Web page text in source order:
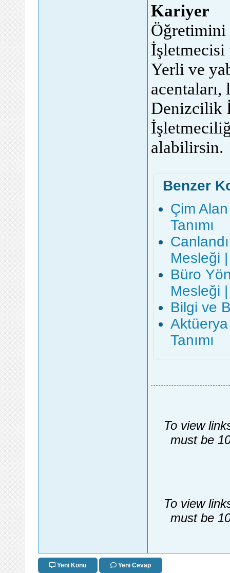
Kariyer
Öğretimini
İşletmecisi
Yerli ve
Denizcilik
alabilirsin.
Benzer
Çim
Tanımı
Mesleği |
Büro
Mesleği |
Bilgi ve
Tanımı
To view
must be
To view
must be
Yeni Konu Yeni Cevap